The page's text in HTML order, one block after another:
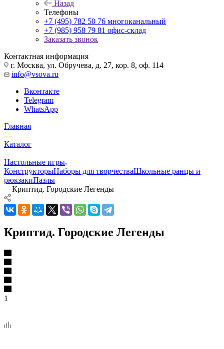
Назад
Телефоны
+7 (495) 782 50 76 многоканальный
+7 (985) 958 79 81 офис-склад
Заказать звонок
Контактная информация
г. Москва, ул. Обручева, д. 27, кор. 8, оф. 114
info@vsova.ru
Вконтакте
Telegram
WhatsApp
Главная
—
Каталог
—
Настольные игры
КонструкторыНаборы для творчестваШкольные ранцы и
рюкзакиПазлы
—Криптид. Городские Легенды
Криптид. Городские Легенды
1